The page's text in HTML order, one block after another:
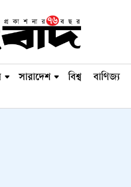
সারাদেশ বিশ্ব বাণিজ্য